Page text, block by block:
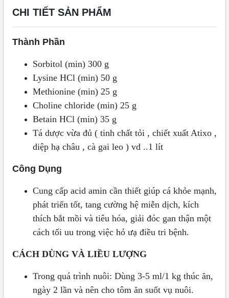
CHI TIẾT SẢN PHẨM
Thành Phần
Sorbitol (min) 300 g
Lysine HCl (min) 50 g
Methionine (min) 25 g
Choline chloride (min) 25 g
Betain HCl (min) 35 g
Tá dược vừa đủ ( tinh chất tỏi , chiết xuất Atixo ,
diệp hạ châu , cà gai leo ) vd ..1 lít
Công Dụng
Cung cấp acid amin cần thiết giúp cá khỏe mạnh,
phát triển tốt, tang cường hệ miễn dịch, kích
thích bắt mồi và tiêu hóa, giải đóc gan thận một
cách tối uu trong việc hỏ ưạ điều tri bệnh.
CÁCH DÙNG VÀ LIỀU LƯỢNG
Trong quá trình nuôi: Dùng 3-5 ml/1 kg thúc ăn,
ngày 2 lần và nên cho tôm ăn suốt vụ nuôi.